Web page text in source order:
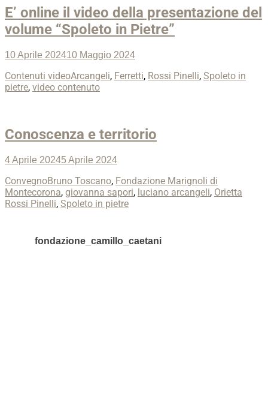
E’ online il video della presentazione del
volume “Spoleto in Pietre”
Posted
10 Aprile 202410 Maggio 2024
Categories
Contenuti videoTags
Arcangeli, Ferretti, Rossi Pinelli, Spoleto in
pietre, video contenuto
Conoscenza e territorio
Posted
4 Aprile 20245 Aprile 2024
Categories
ConvegnoTags
Bruno Toscano, Fondazione Marignoli di
Montecorona, giovanna sapori, luciano arcangeli, Orietta
Rossi Pinelli, Spoleto in pietre
fondazione_camillo_caetani